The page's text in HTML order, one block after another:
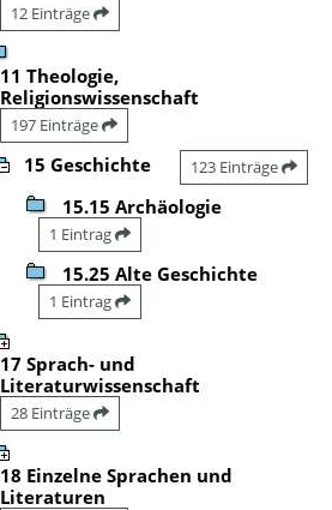
12 Einträge
11 Theologie,
Religionswissenschaft
197 Einträge
15 Geschichte 123 Einträge
15.15 Archäologie
1 Eintrag
15.25 Alte Geschichte
1 Eintrag
17 Sprach- und
Literaturwissenschaft
28 Einträge
18 Einzelne Sprachen und
Literaturen